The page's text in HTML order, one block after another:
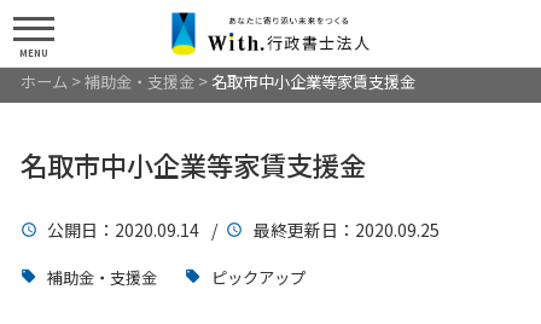
MENU
ホーム >補助金・支援金>名取市中小企業等家賃支援金
名取市中小企業等家賃支援金
公開日 ：2020.09.14 / 最終更新日 ：2020.09.25
補助金・支援金 ピックアップ